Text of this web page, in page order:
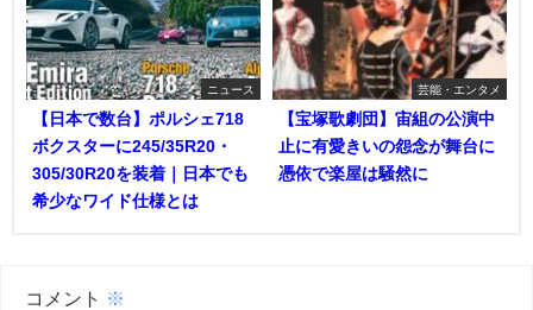
ニュース
【日本で数台】ポルシェ718
ボクスターに245/35R20・
305/30R20を装着｜日本でも
希少なワイド仕様とは
芸能・エンタメ
【宝塚歌劇団】宙組の公演中
止に有愛きいの怨念が舞台に
憑依で楽屋は騒然に
コメント ※